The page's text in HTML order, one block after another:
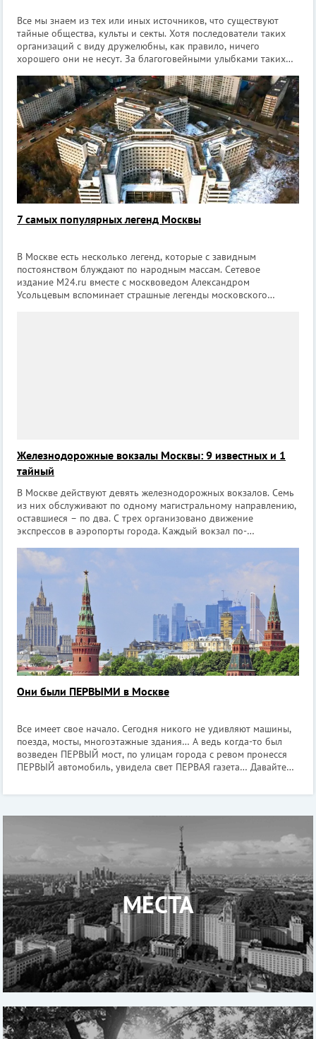
Все мы знаем из тех или иных источников, что существуют
тайные общества, культы и секты. Хотя последователи таких
организаций с виду дружелюбны, как правило, ничего
хорошего они не несут. За благоговейными улыбками таких
садисты и хладнокровные у
7 самых популярных легенд Москвы
В Москве есть несколько легенд, которые с завидным
постоянством блуждают по народным массам. Сетевое
издание M24.ru вместе с москвоведом Александром
Усольцевым вспоминает страшные легенды московского
Железнодорожные вокзалы Москвы: 9 известных и 1
тайный
В Москве действуют девять железнодорожных вокзалов. Семь
из них обслуживают по одному магистральному направлению,
оставшиеся – по два. С трех организовано движение
экспрессов в аэропорты города. Каждый вокзал по-
железнодорожных составов или здания, г
Они были ПЕРВЫМИ в Москве
Все имеет свое начало. Сегодня никого не удивляют машины,
поезда, мосты, многоэтажные здания… А ведь когда-то был
возведен ПЕРВЫЙ мост, по улицам города с ревом пронесся
ПЕРВЫЙ автомобиль, увидела свет ПЕРВАЯ газета… Давайте
всему ПЕРВОМУ. Пе
МЕСТА